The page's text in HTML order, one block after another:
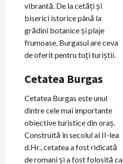
vibrantă. De la cetăți și
biserici istorice până la
grădini botanice și plaje
frumoase, Burgasul are ceva
de oferit pentru toți turiștii.
Cetatea Burgas
Cetatea Burgas este unul
dintre cele mai importante
obiective turistice din oraș.
Construită în secolul al II-lea
d.Hr., cetatea a fost ridicată
de romani și a fost folosită ca